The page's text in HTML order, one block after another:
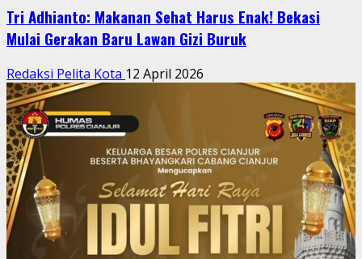
Tri Adhianto: Makanan Sehat Harus Enak! Bekasi
Mulai Gerakan Baru Lawan Gizi Buruk
Redaksi Pelita Kota 12 April 2026